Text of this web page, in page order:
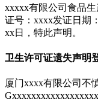
xxxxx有限公司食品
证号：xxxx发证日期
xx日，特此声明。
卫生许可证遗失声明
厦门xxxx有限公司不